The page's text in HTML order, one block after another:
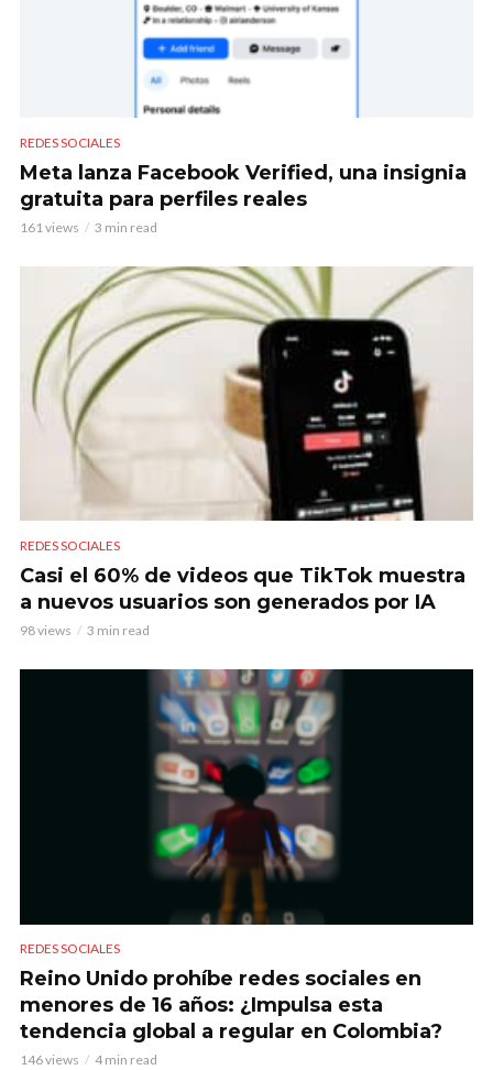
REDES SOCIALES
Meta lanza Facebook Verified, una insignia
gratuita para perfiles reales
161 views 3 min read
REDES SOCIALES
Casi el 60% de videos que TikTok muestra
a nuevos usuarios son generados por IA
98 views 3 min read
REDES SOCIALES
Reino Unido prohíbe redes sociales en
menores de 16 años: ¿Impulsa esta
tendencia global a regular en Colombia?
146 views 4 min read